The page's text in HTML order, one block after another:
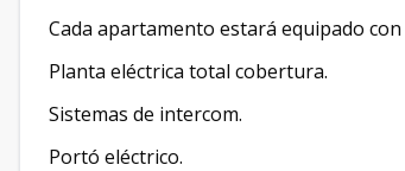
Cada apartamento estará equipado con
Planta eléctrica total cobertura.
Sistemas de intercom.
Portó eléctrico.